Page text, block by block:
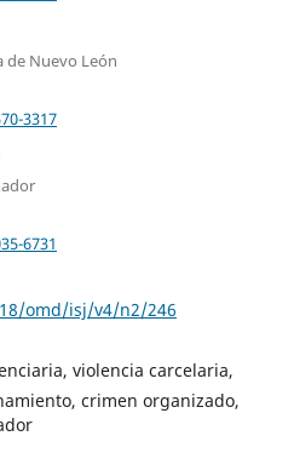
de Nuevo León
3317
6731
omd/isj/v4/n2/246
violencia carcelaria,
crimen organizado,